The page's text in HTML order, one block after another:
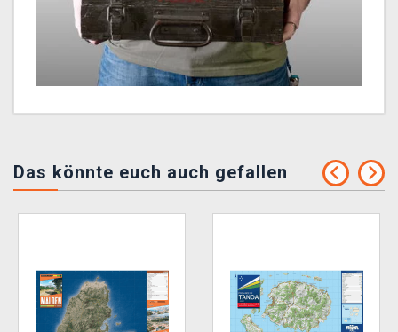
Das könnte euch auch gefallen